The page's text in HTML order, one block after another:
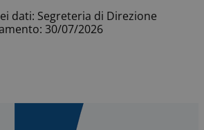
dati: Segreteria di Direzione
30/07/2026